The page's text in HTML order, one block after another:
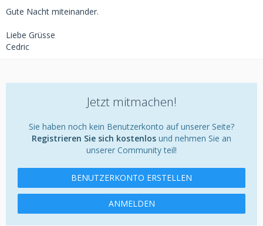
Gute Nacht miteinander.
Liebe Grüsse
Cedric
Jetzt mitmachen!
Sie haben noch kein Benutzerkonto auf unserer Seite?
Registrieren Sie sich kostenlos und nehmen Sie an
unserer Community teil!
BENUTZERKONTO ERSTELLEN
ANMELDEN